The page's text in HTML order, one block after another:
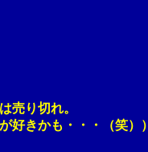
り切れ。
きかも・・・（笑））